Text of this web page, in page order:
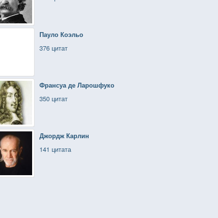
Пауло Коэльо
376 цитат
Франсуа де Ларошфуко
350 цитат
Джордж Карлин
141 цитата